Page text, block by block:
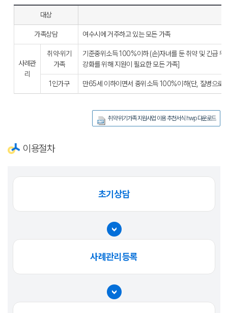
대상
가족상담 여수시에 거주하고 있는 모든 가족
사례관
리
취약·위기
가족
기준중위소득 100%이하 (손)자녀를 둔 취약 및 긴급
강화를 위해 지원이 필요한 모든 가족]
1인가구 만65세 이하이면서 중위소득 100%이하(단, 질병으로
취약·위기가족 지원사업 이용 추천서식 hwp 다운로드
이용절차
초기상담
사례관리등록